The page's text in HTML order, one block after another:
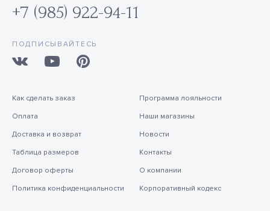
+7 (985) 922-94-11
ПОДПИСЫВАЙТЕСЬ
Как сделать заказ
Оплата
Доставка и возврат
Таблица размеров
Договор оферты
Политика конфиденциальности
Программа лояльности
Наши магазины
Новости
Контакты
О компании
Корпоративный кодекс